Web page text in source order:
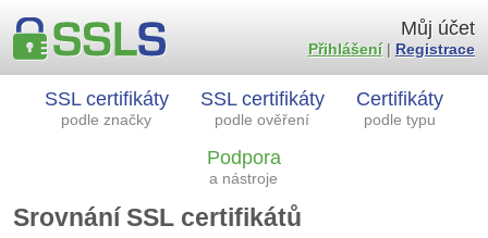
SSL certifikáty
podle značky
SSL certifikáty
podle ověření
Certifikáty
podle typu
Podpora
a nástroje
Můj účet
Přihlášení| Registrace
Srovnání SSL certifikátů